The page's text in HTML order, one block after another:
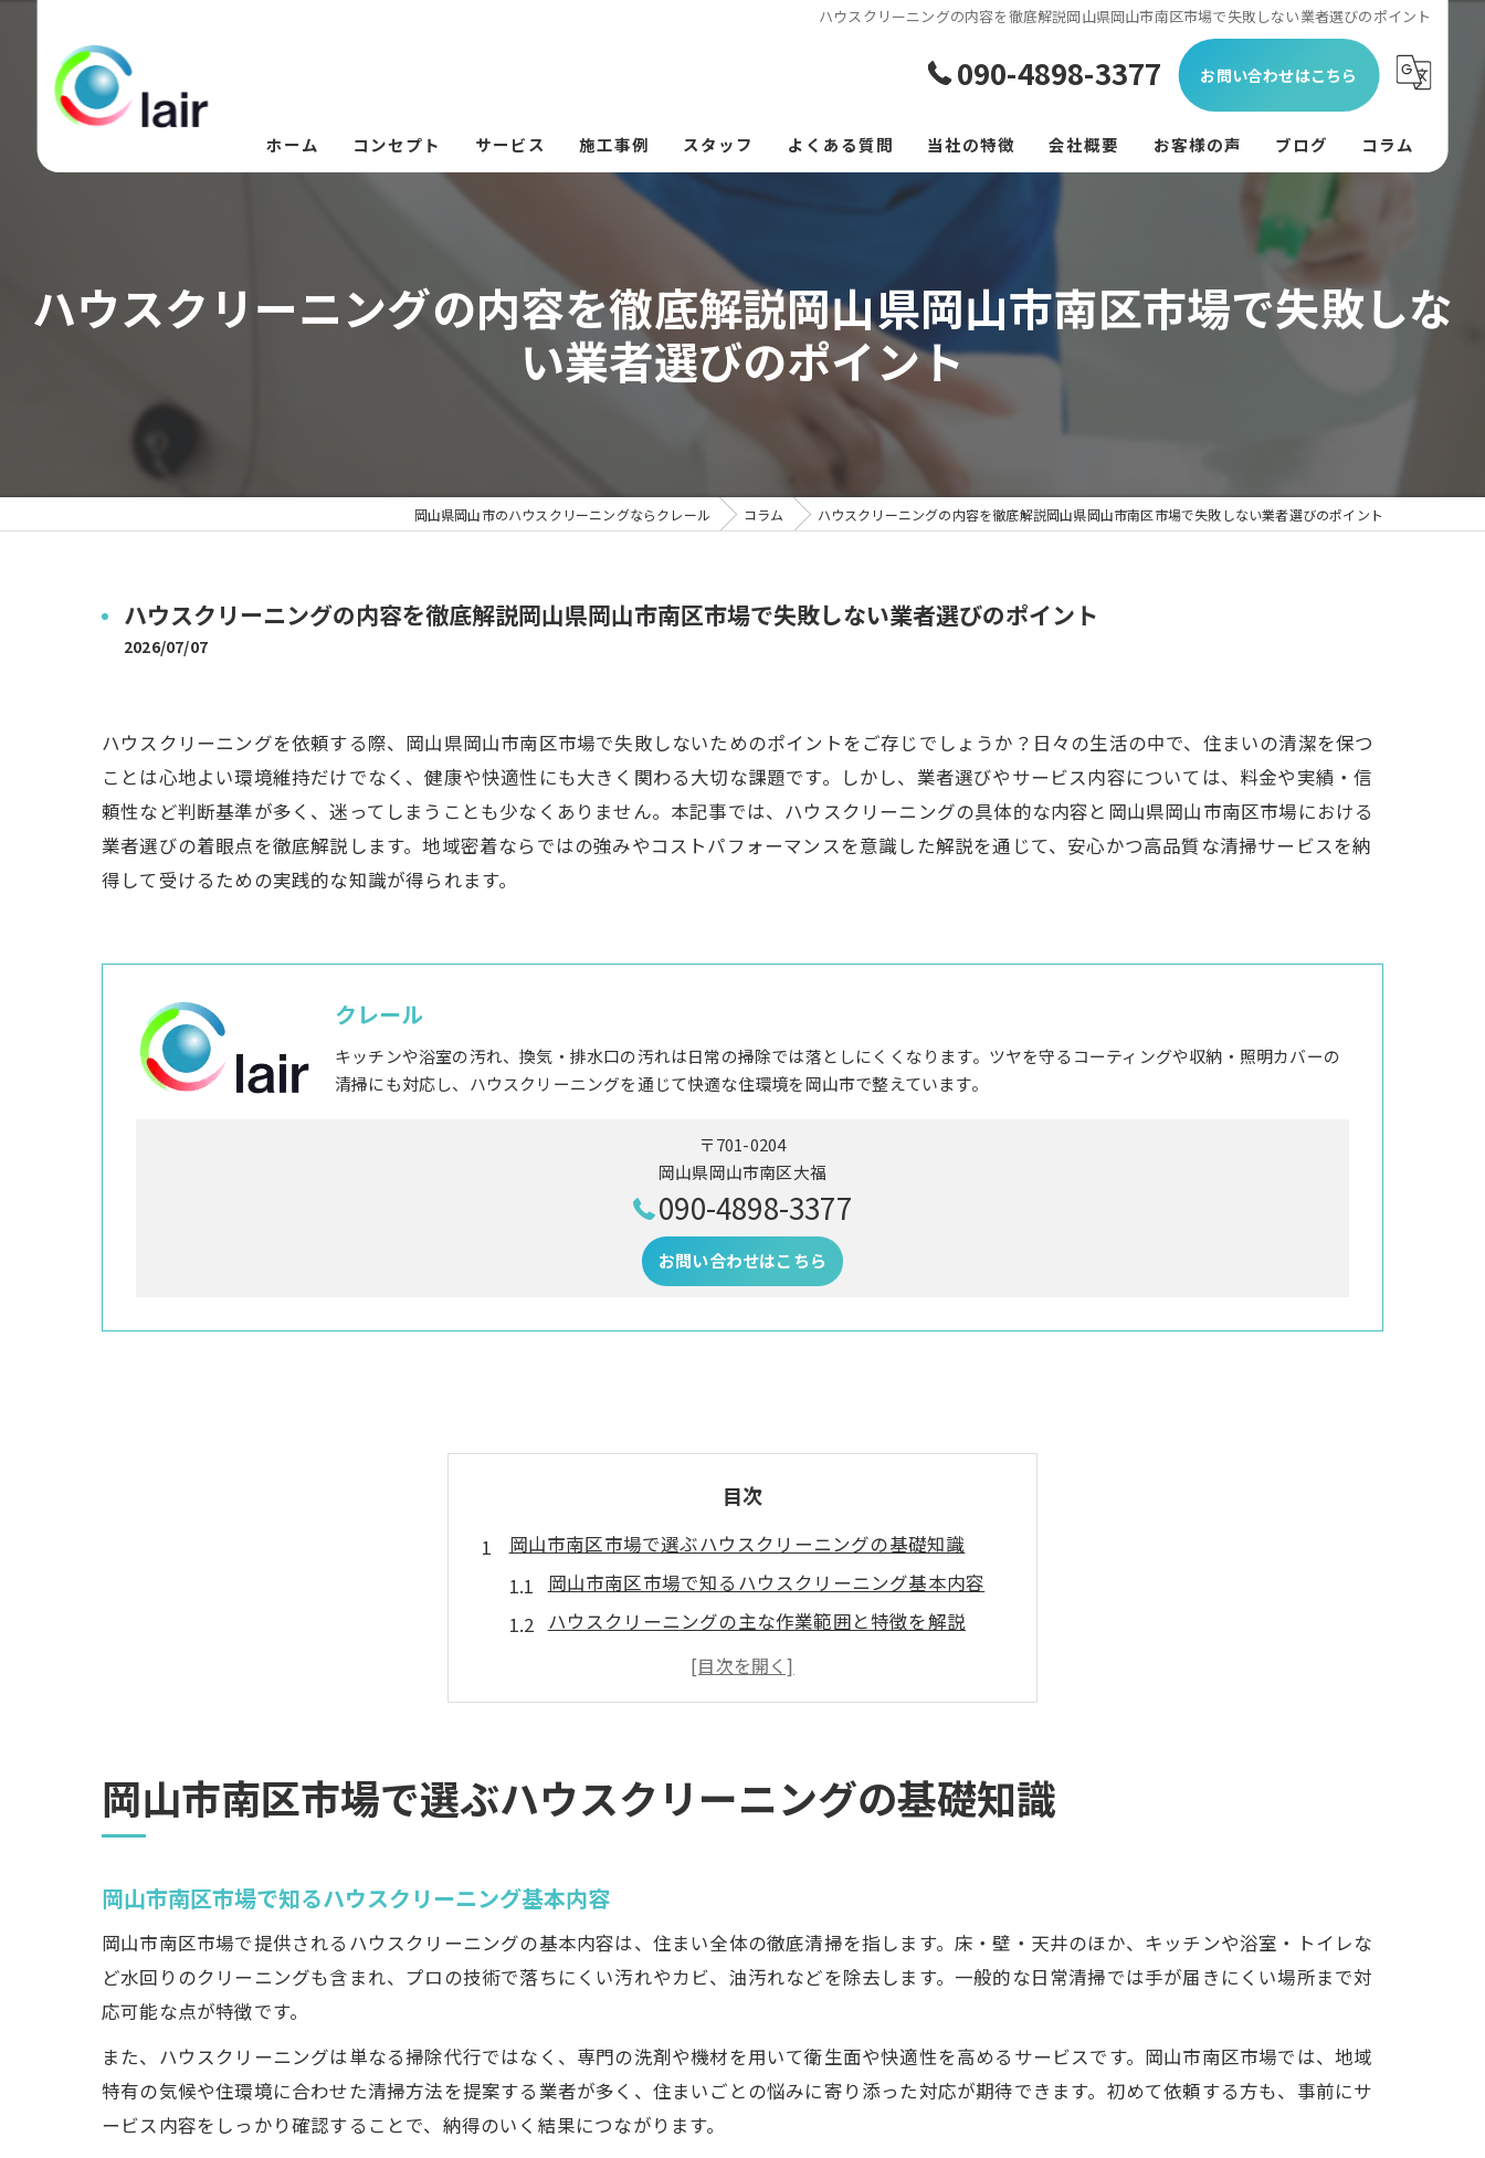
ハウスクリーニングの内容を徹底解説岡山県岡山市南区市場で失敗しない業者選びのポイント
090-4898-3377 お問い合わせはこちら
ホーム コンセプト サービス 施工事例 スタッフ よくある質問 当社の特徴
フローリング
浴室
会社概要 お客様の声 ブログ コラム
ハウスクリーニングの内容を徹底解説岡山県岡山市南区市場で失敗しな
い業者選びのポイント
岡山県岡山市のハウスクリーニングならクレール コラム ハウスクリーニングの内容を徹底解説岡山県岡山市南区市場で失敗しない業者選びのポイント
ハウスクリーニングの内容を徹底解説岡山県岡山市南区市場で失敗しない業者選びのポイント
2026/07/07
ハウスクリーニングを依頼する際、岡山県岡山市南区市場で失敗しないためのポイントをご存じでしょうか？日々の生活の中で、住まいの清潔を保つ
ことは心地よい環境維持だけでなく、健康や快適性にも大きく関わる大切な課題です。しかし、業者選びやサービス内容については、料金や実績・信
頼性など判断基準が多く、迷ってしまうことも少なくありません。本記事では、ハウスクリーニングの具体的な内容と岡山県岡山市南区市場における
業者選びの着眼点を徹底解説します。地域密着ならではの強みやコストパフォーマンスを意識した解説を通じて、安心かつ高品質な清掃サービスを納
得して受けるための実践的な知識が得られます。
クレール
キッチンや浴室の汚れ、換気・排水口の汚れは日常の掃除では落としにくくなります。ツヤを守るコーティングや収納・照明カバーの
清掃にも対応し、ハウスクリーニングを通じて快適な住環境を岡山市で整えています。
〒701-0204
岡山県岡山市南区大福
090-4898-3377
お問い合わせはこちら
目次
岡山市南区市場で選ぶハウスクリーニングの基礎知識
岡山市南区市場で知るハウスクリーニング基本内容
ハウスクリーニングの主な作業範囲と特徴を解説
初めての方が押さえたい清掃サービスの種類
地域密着型ならではのハウスクリーニングの魅力
ハウスクリーニングを依頼する前に知りたい内容と流れ
依頼前に確認すべきハウスクリーニングの流れ
事前準備で差がつくハウスクリーニングのポイント
岡山市南区市場でよくある依頼内容と注意点
ハウスクリーニングの見積もり比較で失敗しない方法
快適な住まいへ導くハウスクリーニングの秘訣
岡山市南区市場で人気の清掃メニュー一覧
清掃効果を長持ちさせるための工夫
岡山市南区市場で選ぶハウスクリーニングの基礎知識
岡山市南区市場で知るハウスクリーニング基本内容
岡山市南区市場で提供されるハウスクリーニングの基本内容は、住まい全体の徹底清掃を指します。床・壁・天井のほか、キッチンや浴室・トイレな
ど水回りのクリーニングも含まれ、プロの技術で落ちにくい汚れやカビ、油汚れなどを除去します。一般的な日常清掃では手が届きにくい場所まで対
応可能な点が特徴です。
また、ハウスクリーニングは単なる掃除代行ではなく、専門の洗剤や機材を用いて衛生面や快適性を高めるサービスです。岡山市南区市場では、地域
特有の気候や住環境に合わせた清掃方法を提案する業者が多く、住まいごとの悩みに寄り添った対応が期待できます。初めて依頼する方も、事前にサ
ービス内容をしっかり確認することで、納得のいく結果につながります。